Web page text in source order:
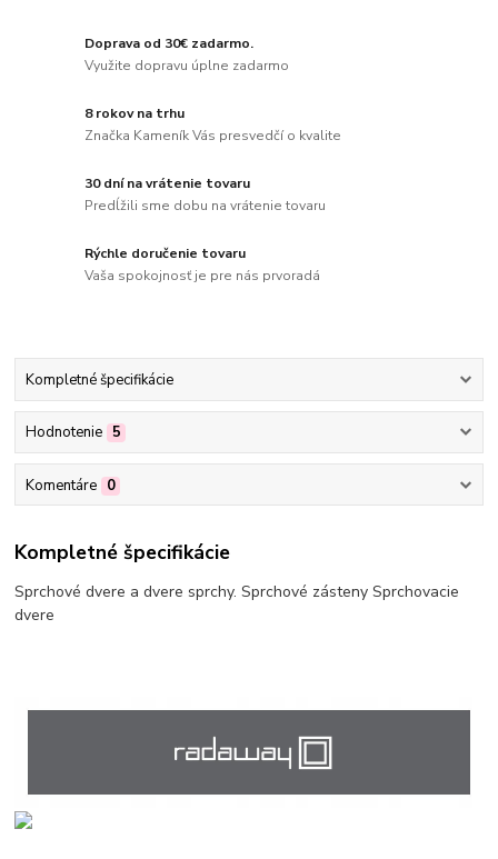
Doprava od 30€ zadarmo.
Využite dopravu úplne zadarmo
8 rokov na trhu
Značka Kameník Vás presvedčí o kvalite
30 dní na vrátenie tovaru
Predĺžili sme dobu na vrátenie tovaru
Rýchle doručenie tovaru
Vaša spokojnosť je pre nás prvoradá
Kompletné špecifikácie
Hodnotenie 5
Komentáre 0
Kompletné špecifikácie
Sprchové dvere a dvere sprchy. Sprchové zásteny Sprchovacie
dvere